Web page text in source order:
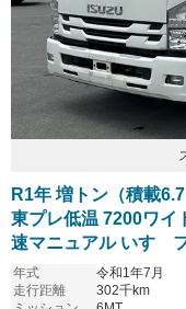
R1年 増トン（積載
東プレ低温 7200ワイ
速マニュアル いすゞ
年式
令和1年7月
走行距離
302千km